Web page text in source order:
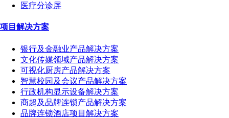
医疗分诊屏
项目解决方案
银行及金融业产品解决方案
文化传媒领域产品解决方案
可视化厨房产品解决方案
智慧校园及会议产品解决方案
行政机构显示设备解决方案
商超及品牌连锁产品解决方案
品牌连锁酒店项目解决方案